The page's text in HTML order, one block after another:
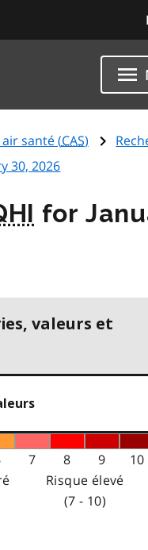
santé (CAS)
30, 2026
for
valeurs et
7 8 9
10
Risque élevé
(7 - 10)